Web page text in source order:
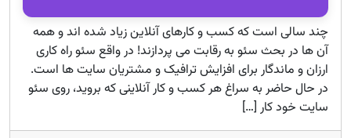
چند سالی است که کسب و کارهای آنلاین زیاد شده اند و همه
آن ها در بحث سئو به رقابت می پردازند! در واقع سئو راه کاری
ارزان و ماندگار برای افزایش ترافیک و مشتریان سایت ها است.
در حال حاضر به سراغ هر کسب و کار آنلاینی که بروید، روی سئو
سایت خود کار […]